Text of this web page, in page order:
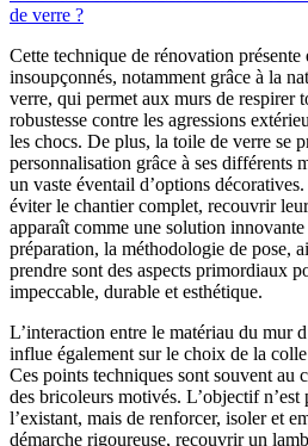
de verre ?
Cette technique de rénovation présente
insoupçonnés, notamment grâce à la
verre, qui permet aux murs de respirer
robustesse contre les agressions
les chocs. De plus, la toile de verre se
personnalisation grâce à ses différents
un vaste éventail d’options
éviter le chantier complet, recouvrir
apparaît comme une solution
préparation, la méthodologie de pose,
prendre sont des aspects primordiaux
impeccable, durable et esthétique.
L’interaction entre le matériau du mur
influe également sur le choix de la
Ces points techniques sont souvent au
des bricoleurs motivés. L’objectif n’est
l’existant, mais de renforcer, isoler et
démarche rigoureuse, recouvrir un